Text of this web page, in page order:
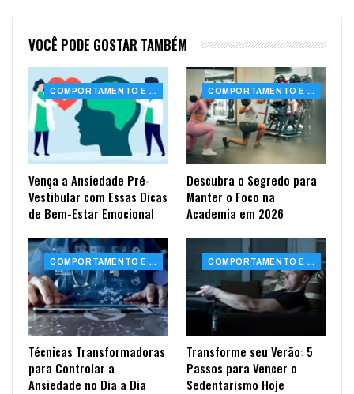
VOCÊ PODE GOSTAR TAMBÉM
COMPORTAMENTO E SAÚDE
Vença a Ansiedade Pré-
Vestibular com Essas Dicas
de Bem-Estar Emocional
COMPORTAMENTO E SAÚDE
Descubra o Segredo para
Manter o Foco na
Academia em 2026
COMPORTAMENTO E SAÚDE
Técnicas Transformadoras
para Controlar a
Ansiedade no Dia a Dia
COMPORTAMENTO E SAÚDE
Transforme seu Verão: 5
Passos para Vencer o
Sedentarismo Hoje